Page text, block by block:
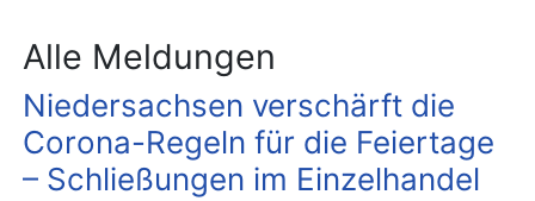
Alle Meldungen
Niedersachsen verschärft die
Corona-Regeln für die Feiertage
– Schließungen im Einzelhandel